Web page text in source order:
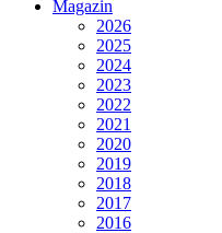
Magazin
2026
2025
2024
2023
2022
2021
2020
2019
2018
2017
2016